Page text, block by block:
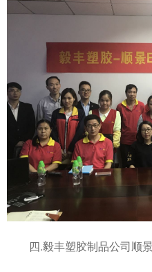
四.毅丰塑胶制品公司顺